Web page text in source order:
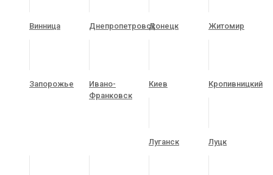
Винница ДнепропетровскДонецк Житомир
Запорожье
Ивано-
Франковск
Киев Кропивницкий
Луганск Луцк